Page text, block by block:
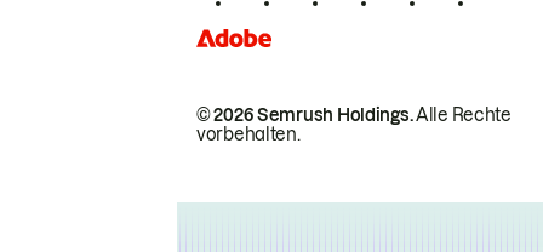
© 2026 Semrush Holdings.Alle Rechte
vorbehalten.